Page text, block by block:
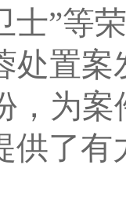
士”等
处置
，为
供了有